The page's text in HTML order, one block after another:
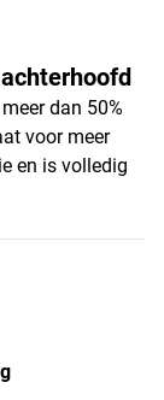
dan 50%
voor meer
en is volledig